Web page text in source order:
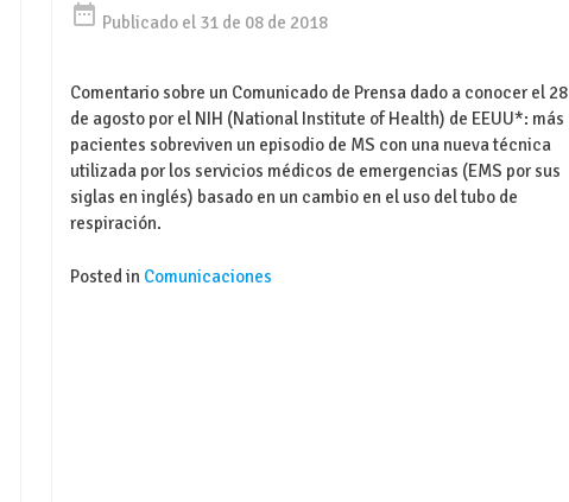
date_range Publicado el 31 de 08 de 2018
Comentario sobre un Comunicado de Prensa dado a conocer el 28
de agosto por el NIH (National Institute of Health) de EEUU*: más
pacientes sobreviven un episodio de MS con una nueva técnica
utilizada por los servicios médicos de emergencias (EMS por sus
siglas en inglés) basado en un cambio en el uso del tubo de
respiración.
Posted in Comunicaciones